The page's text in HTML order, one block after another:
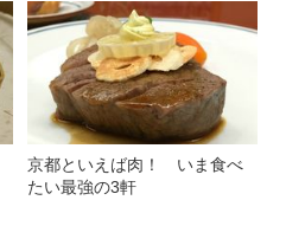
京都といえば肉！ いま食べ
たい最強の3軒